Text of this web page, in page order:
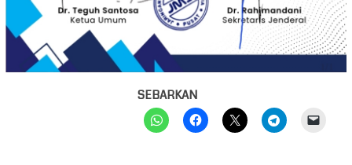
SEBARKAN